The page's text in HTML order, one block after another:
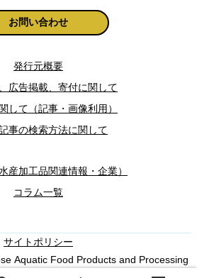
お問い合わせ
発行元概要
広告掲載、寄付に関して
して（記事・画像利用）
事の検索方法に関して
産加工品関連情報・企業）
コラム一覧
サイトポリシー
Aquatic Food Products and Processing